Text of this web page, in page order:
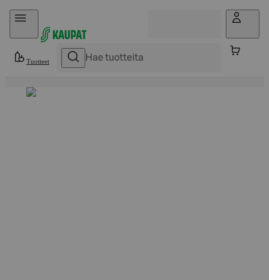
Hyppää sisältöön
Tuotteet